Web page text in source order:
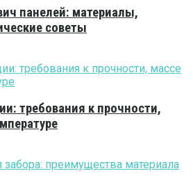
панелей: материалы,
советы
требования к прочности,